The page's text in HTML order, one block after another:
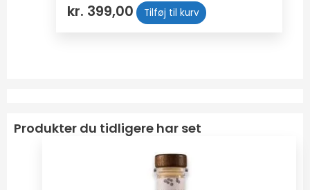
kr. 399,00 Tilføj til kurv
Produkter du tidligere har set